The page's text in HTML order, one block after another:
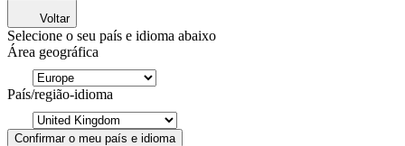
Voltar
Selecione o seu país e idioma abaixo
Área geográfica
País/região-idioma
Confirmar o meu país e idioma